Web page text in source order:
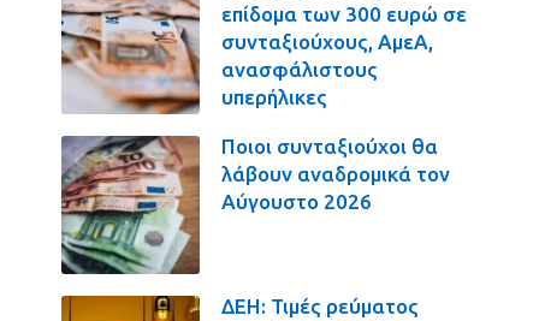
επίδομα των 300 ευρώ σε
συνταξιούχους, ΑμεΑ,
ανασφάλιστους
υπερήλικες
Ποιοι συνταξιούχοι θα
λάβουν αναδρομικά τον
Αύγουστο 2026
ΔΕΗ: Τιμές ρεύματος